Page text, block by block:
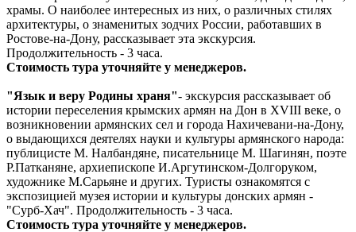
храмы. О наиболее интересных из них, о различных стилях
архитектуры, о знаменитых зодчих России, работавших в
Ростове-на-Дону, рассказывает эта экскурсия.
Продолжительность - 3 часа.
Стоимость тура уточняйте у менеджеров.
"Язык и веру Родины храня"- экскурсия рассказывает об
истории переселения крымских армян на Дон в XVIII веке, о
возникновении армянских сел и города Нахичевани-на-Дону,
о выдающихся деятелях науки и культуры армянского народа:
публицисте М. Налбандяне, писательнице М. Шагинян, поэте
Р.Патканяне, архиепископе И.Аргутинском-Долгоруком,
художнике М.Сарьяне и других. Туристы ознакомятся с
экспозицией музея истории и культуры донских армян -
"Сурб-Хач". Продолжительность - 3 часа.
Стоимость тура уточняйте у менеджеров.